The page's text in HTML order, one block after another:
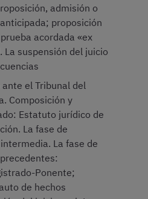
admisión o
proposición
acordada «ex
La suspensión del juicio
el Tribunal del
Composición y
Estatuto jurídico de
La fase de
La fase de
Ponente;
de hechos